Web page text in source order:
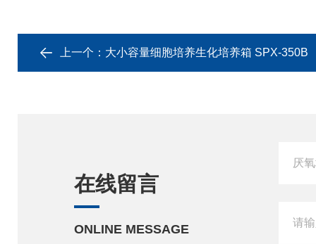
上一个： 大小容量细胞培养生化培养箱 SPX-350B
在线留言
ONLINE MESSAGE